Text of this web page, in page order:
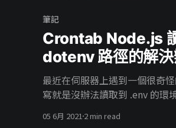
筆記
Crontab Node.js
dotenv 路徑的解
最近在伺服器上遇到一個很奇
寫就是沒辦法讀取到 .env 的環
05 6月 2021 2 min read